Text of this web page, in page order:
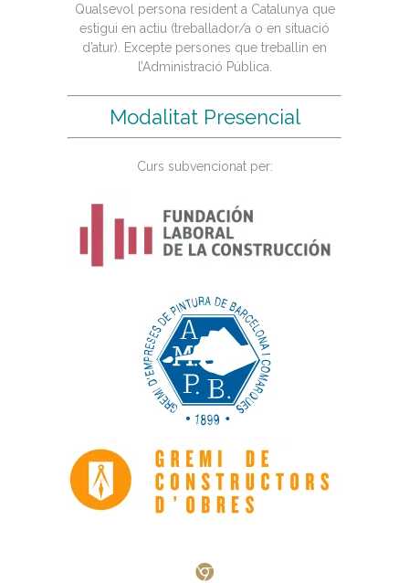
Qualsevol persona resident a Catalunya que
estigui en actiu (treballador/a o en situació
d’atur). Excepte persones que treballin en
l’Administració Pública.
Modalitat Presencial
Curs subvencionat per: